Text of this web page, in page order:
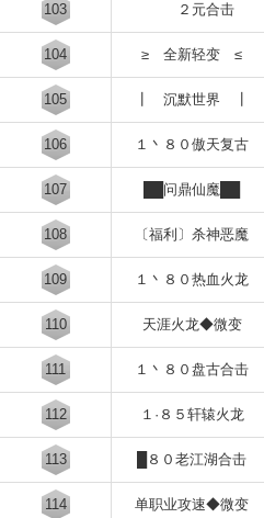
103 ２元合击
104 ≥ 全新轻变 ≤
105 ┃ 沉默世界 ┃
106 １丶８０傲天复古
107 ██问鼎仙魔██
108 〔福利〕杀神恶魔
109 １丶８０热血火龙
110 天涯火龙◆微变
111 １丶８０盘古合击
112 １·８５轩辕火龙
113 █８０老江湖合击
114 单职业攻速◆微变